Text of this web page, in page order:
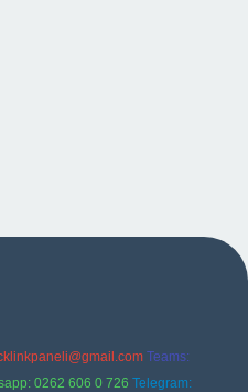
Teams:
0262 606 0 726 Telegram: